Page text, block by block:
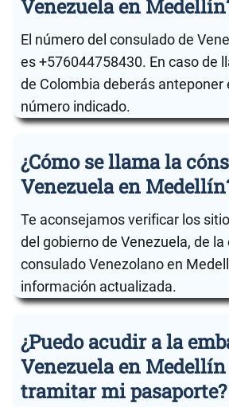
Venezuela en
El número del consulado de
es +576044758430. En caso de
de Colombia deberás anteponer
número indicado.
¿Cómo se llama la
Venezuela en
Te aconsejamos verificar los
del gobierno de Venezuela, de
consulado Venezolano en
información actualizada.
¿Puedo acudir a la
Venezuela en
tramitar mi pasaporte?